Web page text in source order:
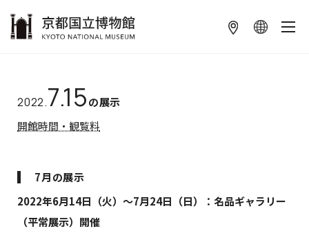
2022.7.15の展示
開館時間・観覧料
7月の展示
2022年6月14日（火）～7月24日（日）：名品ギャラリー
（平常展示）開催